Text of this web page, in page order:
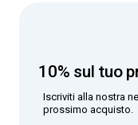
10% sul tuo
Iscriviti alla nostra
prossimo acquisto.